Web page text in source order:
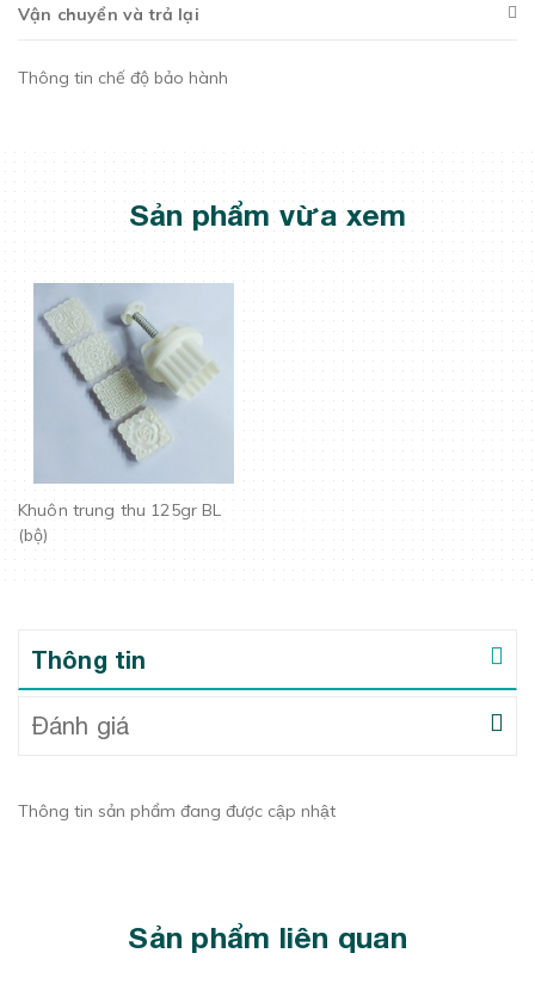
Vận chuyển và trả lại
Thông tin chế độ bảo hành
Sản phẩm vừa xem
Khuôn trung thu 125gr BL
(bộ)
Thông tin
Đánh giá
Thông tin sản phẩm đang được cập nhật
Sản phẩm liên quan